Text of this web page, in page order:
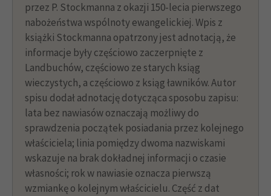
przez P. Stockmanna z okazji 150-lecia pierwszego
nabożeństwa wspólnoty ewangelickiej. Wpis z
książki Stockmanna opatrzony jest adnotacją, że
informacje były częściowo zaczerpnięte z
Landbuchów, częściowo ze starych ksiąg
wieczystych, a częściowo z ksiąg ławników. Autor
spisu dodał adnotację dotycząca sposobu zapisu:
lata bez nawiasów oznaczają możliwy do
sprawdzenia początek posiadania przez kolejnego
właściciela; linia pomiędzy dwoma nazwiskami
wskazuje na brak dokładnej informacji o czasie
własności; rok w nawiasie oznacza pierwszą
wzmiankę o kolejnym właścicielu. Część z dat